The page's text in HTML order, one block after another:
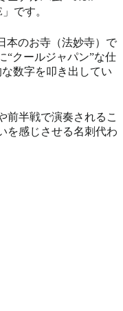
です。
本のお寺（法妙寺）で
“クールジャパン”な仕
な数字を叩き出してい
前半戦で演奏されるこ
を感じさせる名刺代わ